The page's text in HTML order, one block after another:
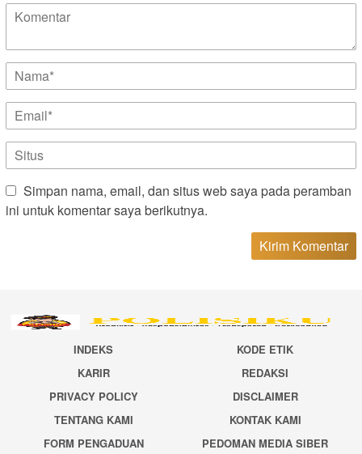
Simpan nama, email, dan situs web saya pada peramban
ini untuk komentar saya berikutnya.
INDEKS
KODE ETIK
KARIR
REDAKSI
PRIVACY POLICY
DISCLAIMER
TENTANG KAMI
KONTAK KAMI
FORM PENGADUAN
PEDOMAN MEDIA SIBER